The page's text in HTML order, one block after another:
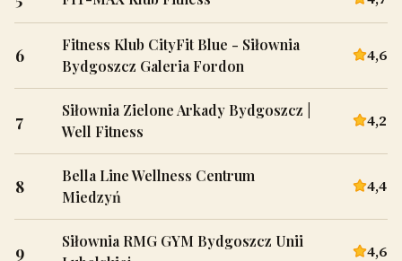
6
Fitness Klub CityFit Blue - Siłownia
Bydgoszcz Galeria Fordon
4,6
7
Siłownia Zielone Arkady Bydgoszcz |
Well Fitness
4,2
8
Bella Line Wellness Centrum
Miedzyń
4,4
9
Siłownia RMG GYM Bydgoszcz Unii
4,6